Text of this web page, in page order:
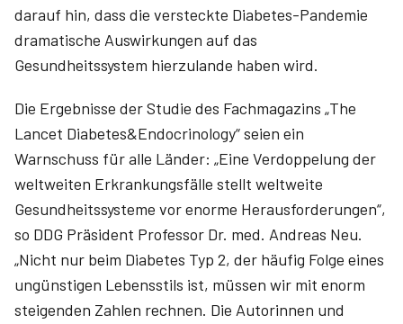
darauf hin, dass die versteckte Diabetes-Pandemie
dramatische Auswirkungen auf das
Gesundheitssystem hierzulande haben wird.
Die Ergebnisse der Studie des Fachmagazins „The
Lancet Diabetes&Endocrinology“ seien ein
Warnschuss für alle Länder: „Eine Verdoppelung der
weltweiten Erkrankungsfälle stellt weltweite
Gesundheitssysteme vor enorme Herausforderungen“,
so DDG Präsident Professor Dr. med. Andreas Neu.
„Nicht nur beim Diabetes Typ 2, der häufig Folge eines
ungünstigen Lebensstils ist, müssen wir mit enorm
steigenden Zahlen rechnen. Die Autorinnen und